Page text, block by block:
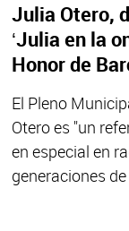
Julia Otero,
‘Julia en la
Honor de
El Pleno
Otero es "un
en especial en
generaciones